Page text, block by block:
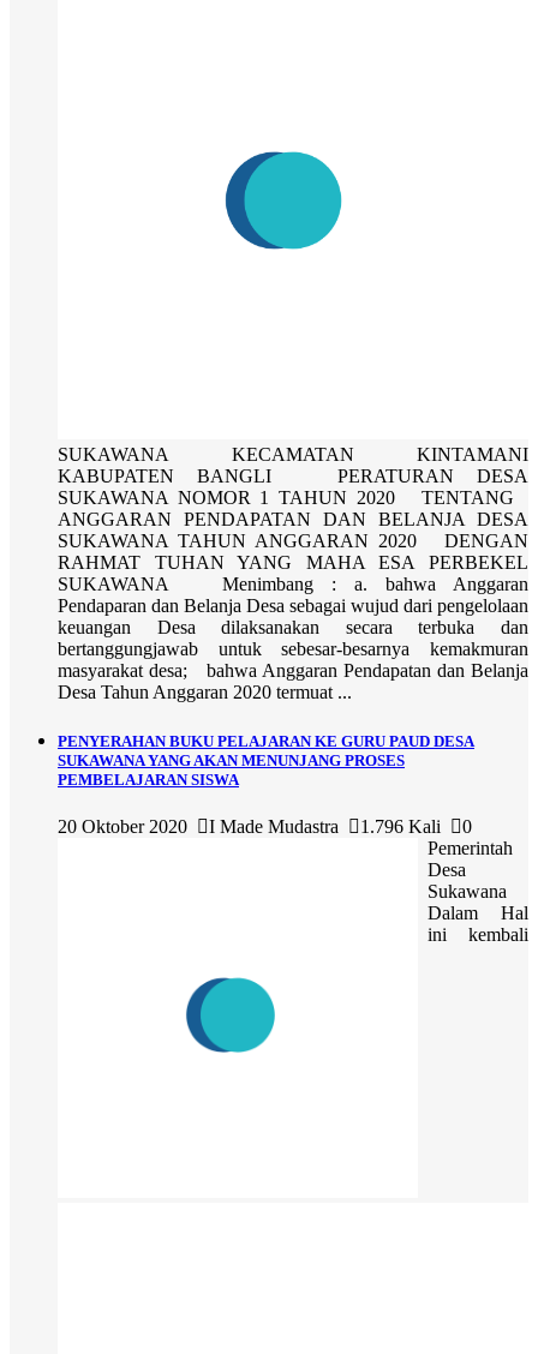
SUKAWANA KECAMATAN KINTAMANI
KABUPATEN BANGLI PERATURAN DESA
SUKAWANA NOMOR 1 TAHUN 2020 TENTANG
ANGGARAN PENDAPATAN DAN BELANJA DESA
SUKAWANA TAHUN ANGGARAN 2020 DENGAN
RAHMAT TUHAN YANG MAHA ESA PERBEKEL
SUKAWANA Menimbang : a. bahwa Anggaran
Pendaparan dan Belanja Desa sebagai wujud dari pengelolaan
keuangan Desa dilaksanakan secara terbuka dan
bertanggungjawab untuk sebesar-besarnya kemakmuran
masyarakat desa; bahwa Anggaran Pendapatan dan Belanja
Desa Tahun Anggaran 2020 termuat ...
PENYERAHAN BUKU PELAJARAN KE GURU PAUD DESA
SUKAWANA YANG AKAN MENUNJANG PROSES
PEMBELAJARAN SISWA
20 Oktober 2020 I Made Mudastra 1.796 Kali
0
Pemerintah
Desa
Sukawana
Dalam Hal
ini kembali